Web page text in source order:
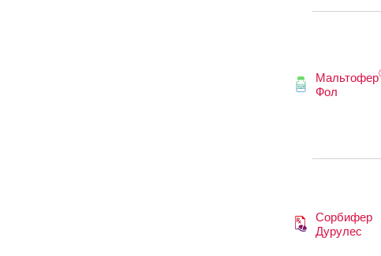
Мальтофер
Фол
Сорбифер
Дурулес